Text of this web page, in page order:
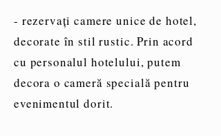
- rezervați camere unice de hotel,
decorate în stil rustic. Prin acord
cu personalul hotelului, putem
decora o cameră specială pentru
evenimentul dorit.